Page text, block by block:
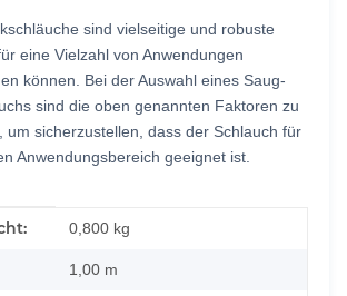
sind vielseitige und robuste
eine Vielzahl von Anwendungen
können. Bei der Auswahl eines Saug-
sind die oben genannten Faktoren zu
um sicherzustellen, dass der Schlauch für
Anwendungsbereich geeignet ist.
0,800 kg
1,00 m